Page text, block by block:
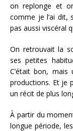
on replonge et
comme je l’ai dit,
pas aussi viscéral
On retrouvait la
ses petites
C’était bon,
productions. Et je
un récit de plus
À partir du
longue période,